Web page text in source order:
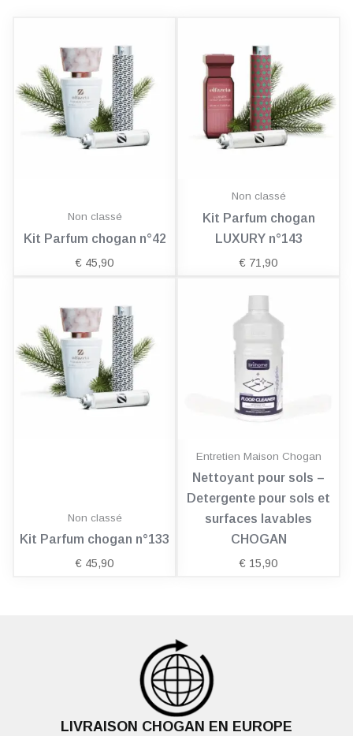
Non classé
Kit Parfum chogan n°42
€ 45,90
Non classé
Kit Parfum chogan
LUXURY n°143
€ 71,90
Non classé
Kit Parfum chogan n°133
€ 45,90
Entretien Maison Chogan
Nettoyant pour sols –
Detergente pour sols et
surfaces lavables
CHOGAN
€ 15,90
LIVRAISON CHOGAN EN EUROPE